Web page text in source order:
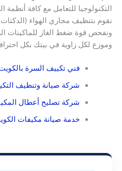
التكنولوجيا للتعامل مع كافة
نقوم بتنظيف مجاري الهواء
ونفحص قوة ضغط الغاز للماكينات
وموزع لكل زاوية في بيتك بكل
فني تكييف السرة
شركة صيانة وتنظيف
شركة تصليح أعطال
خدمة صيانة مكيفات